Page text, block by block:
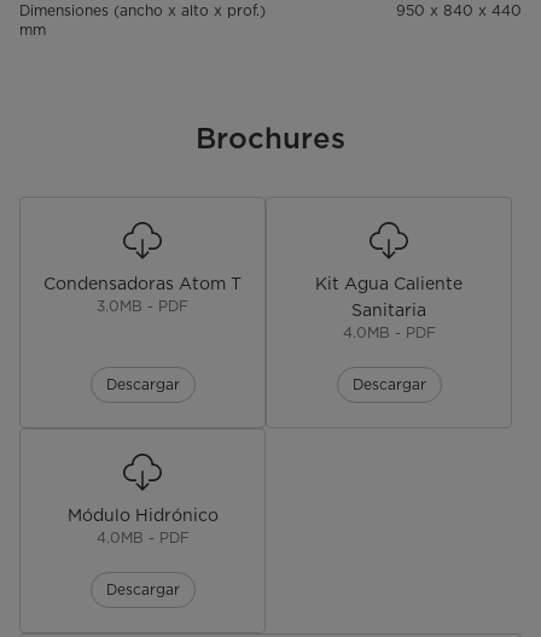
Dimensiones (ancho x alto x prof.)
mm
950 x 840 x 440
Brochures
Condensadoras Atom T
3.0MB - PDF
Descargar
Kit Agua Caliente
Sanitaria
4.0MB - PDF
Descargar
Módulo Hidrónico
4.0MB - PDF
Descargar